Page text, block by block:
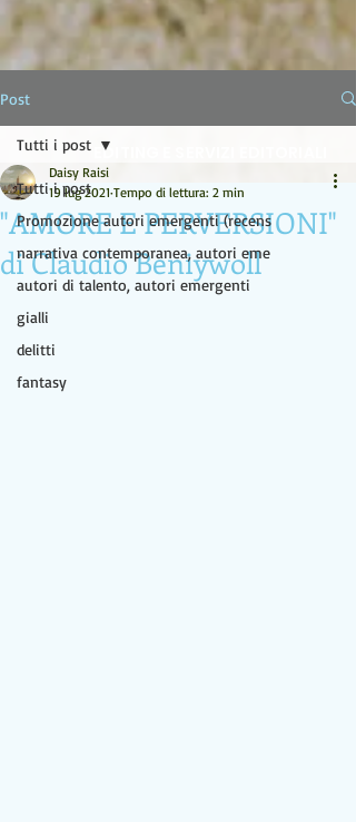
EDITING E SERVIZI EDITORIALI
Post
Tutti i post
Promozione autori emergenti (recens
narrativa contemporanea, autori eme
autori di talento, autori emergenti
gialli
delitti
fantasy
Tutti i post
"AMORE E PERVERSIONI"
di Claudio Beniywoll
Daisy Raisi
19 lug 2021 Tempo di lettura: 2 min